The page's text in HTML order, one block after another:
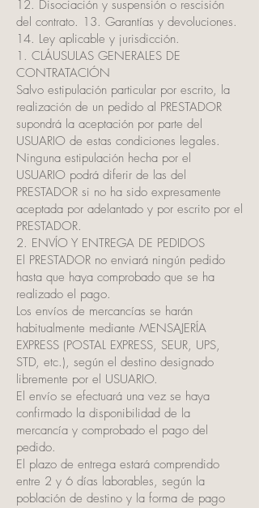
12. Disociación y suspensión o rescisión
del contrato. 13. Garantías y devoluciones.
14. Ley aplicable y jurisdicción.
1. CLÁUSULAS GENERALES DE
CONTRATACIÓN
Salvo estipulación particular por escrito, la
realización de un pedido al PRESTADOR
supondrá la aceptación por parte del
USUARIO de estas condiciones legales.
Ninguna estipulación hecha por el
USUARIO podrá diferir de las del
PRESTADOR si no ha sido expresamente
aceptada por adelantado y por escrito por el
PRESTADOR.
2. ENVÍO Y ENTREGA DE PEDIDOS
El PRESTADOR no enviará ningún pedido
hasta que haya comprobado que se ha
realizado el pago.
Los envíos de mercancías se harán
habitualmente mediante MENSAJERÍA
EXPRESS (POSTAL EXPRESS, SEUR, UPS,
STD, etc.), según el destino designado
libremente por el USUARIO.
El envío se efectuará una vez se haya
confirmado la disponibilidad de la
mercancía y comprobado el pago del
pedido.
El plazo de entrega estará comprendido
entre 2 y 6 días laborables, según la
población de destino y la forma de pago